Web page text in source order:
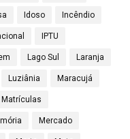
Idoso Incêndio
IPTU
Lago Sul Laranja
Luziânia Maracujá
Matrículas
Mercado